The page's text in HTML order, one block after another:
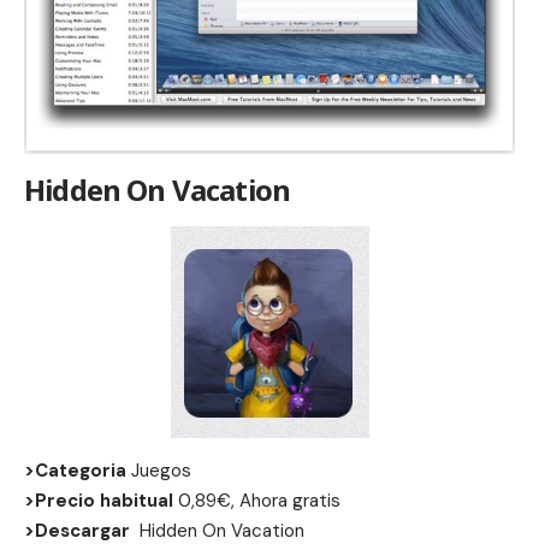
Hidden On Vacation
>Categoria Juegos
>Precio habitual 0,89€, Ahora gratis
>Descargar Hidden On Vacation